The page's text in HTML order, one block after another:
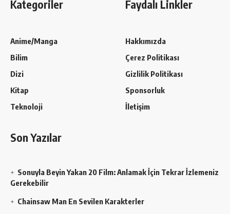
Kategoriler
Anime/Manga
Bilim
Dizi
Kitap
Teknoloji
Faydalı Linkler
Hakkımızda
Çerez Politikası
Gizlilik Politikası
Sponsorluk
İletişim
Son Yazılar
Sonuyla Beyin Yakan 20 Film: Anlamak İçin Tekrar İzlemeniz
Gerekebilir
Chainsaw Man En Sevilen Karakterler